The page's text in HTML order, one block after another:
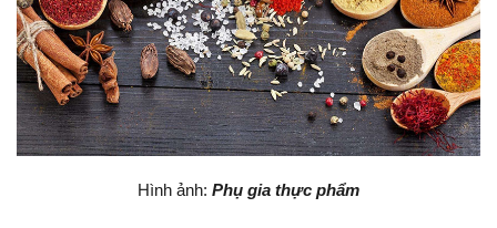
Hình ảnh: Phụ gia thực phẩm